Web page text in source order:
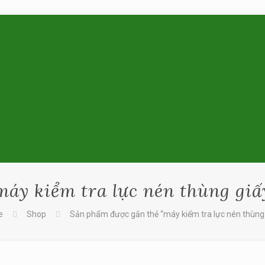
kiểm tra lực nén thùng
Shop Sản phẩm được gắn thẻ “máy kiểm tra lực nén thùng